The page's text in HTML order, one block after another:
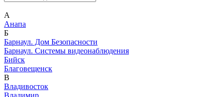
А
Анапа
Б
Барнаул. Дом Безопасности
Барнаул. Системы видеонаблюдения
Бийск
Благовещенск
В
Владивосток
Владимир